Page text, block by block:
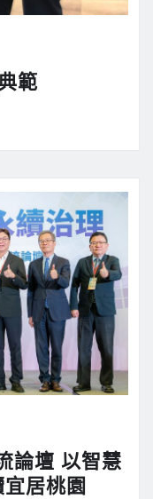
範
論壇 以智慧
居桃園